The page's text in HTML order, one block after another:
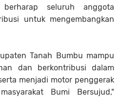
seluruh anggota
untuk mengembangkan
Tanah Bumbu mampu
dan berkontribusi dalam
menjadi motor penggerak
Bumi Bersujud,"